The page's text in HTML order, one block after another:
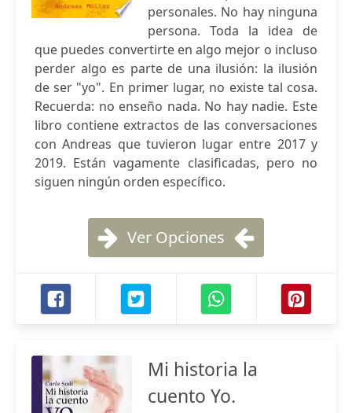
personales. No hay ninguna
persona. Toda la idea de
que puedes convertirte en algo mejor o incluso
perder algo es parte de una ilusión: la ilusión
de ser "yo". En primer lugar, no existe tal cosa.
Recuerda: no enseño nada. No hay nadie. Este
libro contiene extractos de las conversaciones
con Andreas que tuvieron lugar entre 2017 y
2019. Están vagamente clasificadas, pero no
siguen ningún orden específico.
Ver Opciones
Mi historia la
cuento Yo.